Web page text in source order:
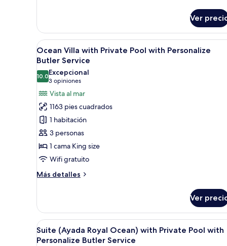
Villa
with
Private
Pool
Personalize
Butler
Service
Ver
Abrir
todas
las
fotos
de
Ocean
Villa
with
Private
Pool
with
Personalize
Cabañas sobre el agua con
5
Ocean Villa with Private Pool with Personalize
Butler Service
10.010.0 de 10
Excepcional
3 opiniones
(3
opiniones)
Vista al mar
1163 pies cuadrados
1 habitación
3 personas
1 cama King size
Wifi gratuito
Más detalles
Más
Villa
with
Private
Pool
Ver
Abrir
todas
Una habitación con una
4
Suite (Ayada Royal Ocean) with Private Pool with
Personalize Butler Service